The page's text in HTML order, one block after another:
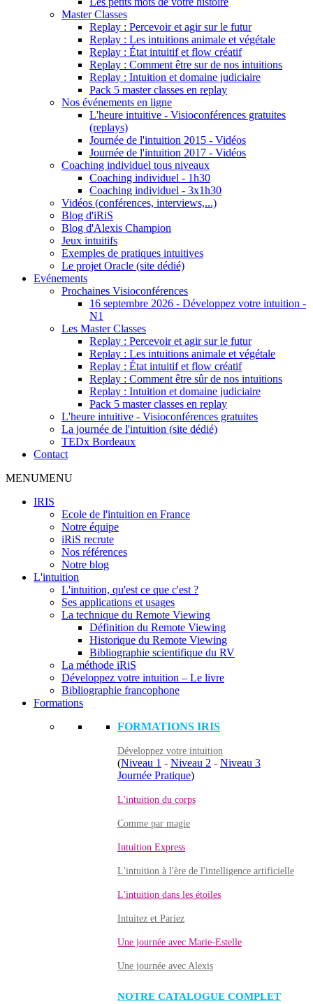
Master Classes
Replay : Percevoir et agir sur le futur
Replay : Les intuitions animale et végétale
Replay : État intuitif et flow créatif
Replay : Comment être sur de nos intuitions
Replay : Intuition et domaine judiciaire
Pack 5 master classes en replay
Nos événements en ligne
L'heure intuitive - Visioconférences gratuites
(replays)
Journée de l'intuition 2015 - Vidéos
Journée de l'intuition 2017 - Vidéos
Coaching individuel tous niveaux
Coaching individuel - 1h30
Coaching individuel - 3x1h30
Vidéos (conférences, interviews,...)
Blog d'iRiS
Blog d'Alexis Champion
Jeux intuitifs
Exemples de pratiques intuitives
Le projet Oracle (site dédié)
Evénements
Prochaines Visioconférences
16 septembre 2026 - Développez votre intuition -
N1
Les Master Classes
Replay : Percevoir et agir sur le futur
Replay : Les intuitions animale et végétale
Replay : État intuitif et flow créatif
Replay : Comment être sûr de nos intuitions
Replay : Intuition et domaine judiciaire
Pack 5 master classes en replay
L'heure intuitive - Visioconférences gratuites
La journée de l'intuition (site dédié)
TEDx Bordeaux
Contact
MENUMENU
IRIS
Ecole de l'intuition en France
Notre équipe
iRiS recrute
Nos références
Notre blog
L'intuition
L'intuition, qu'est ce que c'est ?
Ses applications et usages
La technique du Remote Viewing
Définition du Remote Viewing
Historique du Remote Viewing
Bibliographie scientifique du RV
La méthode iRiS
Développez votre intuition – Le livre
Bibliographie francophone
Formations
FORMATIONS IRIS
Développez votre intuition
(Niveau 1 - Niveau 2 - Niveau 3
Journée Pratique)
L'intuition du corps
Comme par magie
Intuition Express
L'intuition à l'ère de l'intelligence artificielle
L'intuition dans les étoiles
Intuitez et Pariez
Une journée avec Marie-Estelle
Une journée avec Alexis
NOTRE CATALOGUE COMPLET